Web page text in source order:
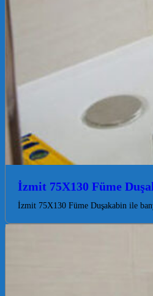
İzmit 75X130 Füme
İzmit 75X130 Füme Duşakabin ile